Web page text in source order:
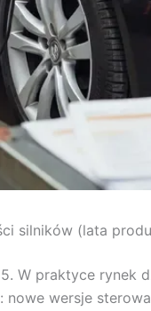
silników (lata
W praktyce rynek
wersje